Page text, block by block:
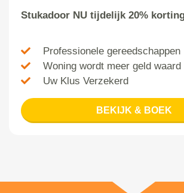
Stukadoor NU tijdelijk 20%
Professionele gereedschappen
Woning wordt meer geld waard
Uw Klus Verzekerd
BEKIJK & BOEK